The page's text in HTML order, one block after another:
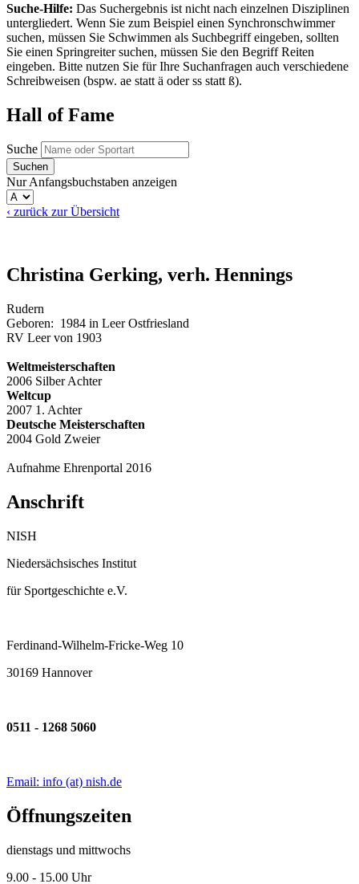
Suche-Hilfe: Das Suchergebnis ist nicht nach einzelnen Disziplinen
untergliedert. Wenn Sie zum Beispiel einen Synchronschwimmer
suchen, müssen Sie Schwimmen als Suchbegriff eingeben, sollten
Sie einen Springreiter suchen, müssen Sie den Begriff Reiten
eingeben. Bitte nutzen Sie für Ihre Suchanfragen auch verschiedene
Schreibweisen (bspw. ae statt ä oder ss statt ß).
Hall of Fame
Suche
Nur Anfangsbuchstaben anzeigen
‹ zurück zur Übersicht
Christina Gerking, verh. Hennings
Rudern
Geboren: 1984 in Leer Ostfriesland
RV Leer von 1903
Weltmeisterschaften
2006 Silber Achter
Weltcup
2007 1. Achter
Deutsche Meisterschaften
2004 Gold Zweier
Aufnahme Ehrenportal 2016
Anschrift
NISH
Niedersächsisches Institut
für Sportgeschichte e.V.
Ferdinand-Wilhelm-Fricke-Weg 10
30169 Hannover
0511 - 1268 5060
Email: info (at) nish.de
Öffnungszeiten
dienstags und mittwochs
9.00 - 15.00 Uhr